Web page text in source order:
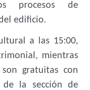
procesos de
edificio.
a las 15:00,
mientras
gratuitas con
de la sección de